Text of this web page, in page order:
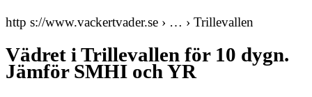
http s://www.vackertvader.se › … › Trillevallen
Vädret i Trillevallen för 10 dygn.
Jämför SMHI och YR